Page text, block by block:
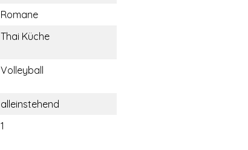
Romane
Thai Küche
Volleyball
alleinstehend
1